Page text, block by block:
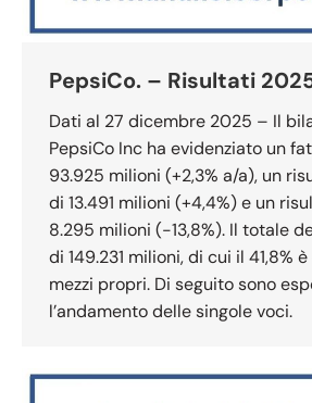
PepsiCo. – Risultati
Dati al 27 dicembre 2025 – Il
PepsiCo Inc ha evidenziato un
93.925 milioni (+2,3% a/a), un
di 13.491 milioni (+4,4%) e un
8.295 milioni (-13,8%). Il totale
di 149.231 milioni, di cui il 41,8%
mezzi propri. Di seguito sono
l’andamento delle singole voci.